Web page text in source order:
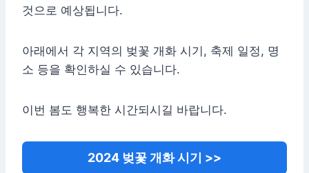
것으로 예상됩니다.
아래에서 각 지역의 벚꽃 개화 시기, 축제 일정, 명
소 등을 확인하실 수 있습니다.
이번 봄도 행복한 시간되시길 바랍니다.
2024 벚꽃 개화 시기 >>